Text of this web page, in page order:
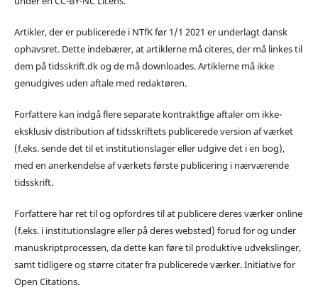
Artikler, der er publicerede i NTfK før 1/1 2021 er underlagt dansk
ophavsret. Dette indebærer, at artiklerne må citeres, der må linkes til
dem på tidsskrift.dk og de må downloades. Artiklerne må ikke
genudgives uden aftale med redaktøren.
Forfattere kan indgå flere separate kontraktlige aftaler om ikke-
eksklusiv distribution af tidsskriftets publicerede version af værket
(f.eks. sende det til et institutionslager eller udgive det i en bog),
med en anerkendelse af værkets første publicering i nærværende
tidsskrift.
Forfattere har ret til og opfordres til at publicere deres værker online
(f.eks. i institutionslagre eller på deres websted) forud for og under
manuskriptprocessen, da dette kan føre til produktive udvekslinger,
samt tidligere og større citater fra publicerede værker. Initiative for
Open Citations.